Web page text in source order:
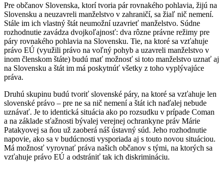
Pre občanov Slovenska, ktorí tvoria pár rovnakého pohlavia, žijú na
Slovensku a neuzavreli manželstvo v zahraničí, sa žiaľ nič nemení.
Stále im ich vlastný štát neumožní uzavrieť manželstvo. Súdne
rozhodnutie zavádza dvojkoľajnosť: dva rôzne právne režimy pre
páry rovnakého pohlavia na Slovensku. Tie, na ktoré sa vzťahuje
právo EÚ (využili právo na voľný pohyb a uzavreli manželstvo v
inom členskom štáte) budú mať možnosť si toto manželstvo uznať aj
na Slovensku a štát im má poskytnúť všetky z toho vyplývajúce
práva.
Druhú skupinu budú tvoriť slovenské páry, na ktoré sa vzťahuje len
slovenské právo – pre ne sa nič nemení a štát ich naďalej nebude
uznávať. Je to identická situácia ako po rozsudku v prípade Coman
a na základe sťažnosti bývalej verejnej ochrankyne práv Márie
Patakyovej sa ňou už zaoberá náš ústavný súd. Jeho rozhodnutie
napovie, ako sa v budúcnosti vysporiada aj s touto novou situáciou.
Má možnosť vyrovnať práva našich občanov s tými, na ktorých sa
vzťahuje právo EÚ a odstrániť tak ich diskrimináciu.